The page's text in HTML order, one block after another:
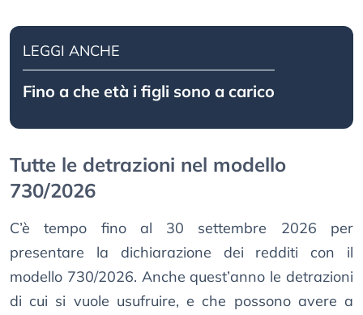
LEGGI ANCHE
Fino a che età i figli sono a carico
Tutte le detrazioni nel modello
730/2026
C’è tempo fino al 30 settembre 2026 per
presentare la dichiarazione dei redditi con il
modello 730/2026. Anche quest’anno le detrazioni
di cui si vuole usufruire, e che possono avere a